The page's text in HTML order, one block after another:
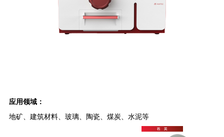
应用领域：
地矿、建筑材料、玻璃、陶瓷、煤炭、水泥等